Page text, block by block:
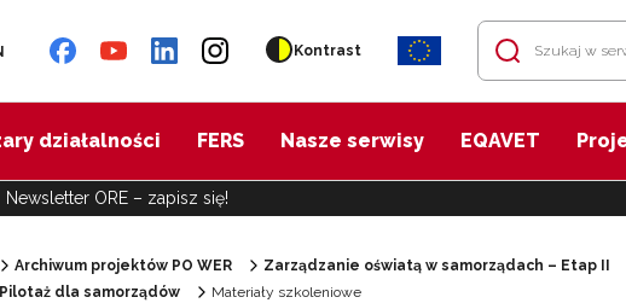
Kontrast
działalności FERS Nasze serwisy EQAVET
Newsletter ORE – zapisz się!
Archiwum projektów PO WER
Zarządzanie oświatą w samorządach – Etap II
Pilotaż dla samorządów Materiały szkoleniowe